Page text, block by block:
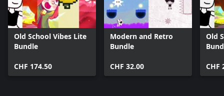
Old School Vibes Lite
Bundle
CHF 174.50
Modern and Retro
Bundle
CHF 32.00
Old
CHF